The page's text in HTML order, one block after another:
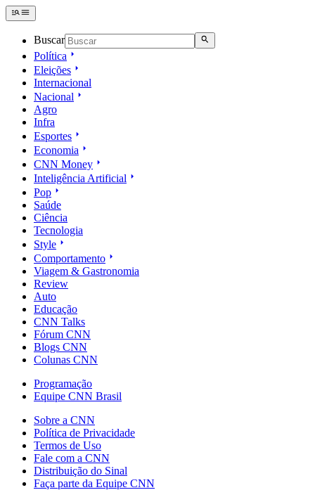
Buscar
Política
Eleições
Internacional
Nacional
Agro
Infra
Esportes
Economia
CNN Money
Inteligência Artificial
Pop
Saúde
Ciência
Tecnologia
Style
Comportamento
Viagem & Gastronomia
Review
Auto
Educação
CNN Talks
Fórum CNN
Blogs CNN
Colunas CNN
Programação
Equipe CNN Brasil
Sobre a CNN
Política de Privacidade
Termos de Uso
Fale com a CNN
Distribuição do Sinal
Faça parte da Equipe CNN